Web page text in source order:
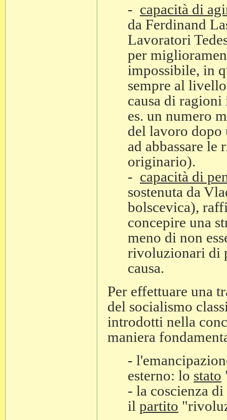
- capacità di
da Ferdinand
Lavoratori
per
impossibile, in
sempre al
causa di
es. un numero
del lavoro dopo
ad abbassare
originario).
- capacità di
sostenuta da
bolscevica),
concepire una
meno di non
rivoluzionari di
causa.
Per effettuare una
del socialismo
introdotti nella
maniera
-
esterno: lo stato
- la coscienza
il partito